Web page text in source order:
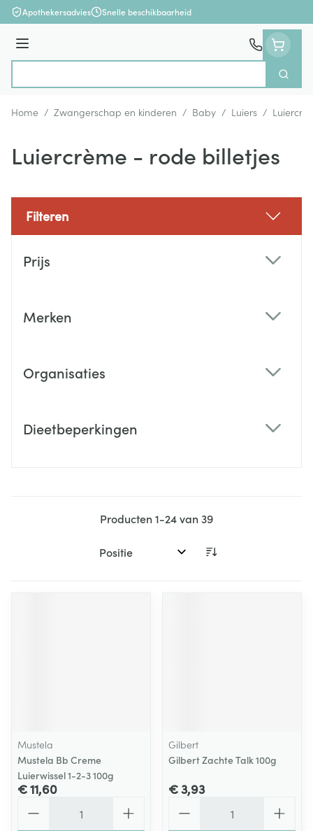
Ga naar de inhoud
Apothekersadvies Snelle beschikbaarheid
Menu
Zoek
Home / Zwangerschap en kinderen / Baby / Luiers /
Luiercrème - rode billetjes
Filteren
Prijs
Merken
Organisaties
Dieetbeperkingen
Producten1-24van39
Sorteer op:
Mustela
Mustela Bb Creme
Luierwissel 1-2-3 100g
€ 11,60
Gilbert
Gilbert Zachte Talk 100g
€ 3,93